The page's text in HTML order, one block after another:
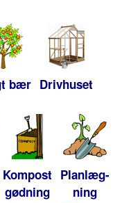
bær Drivhuset
Kompost
gødning
Planlæg-
ning